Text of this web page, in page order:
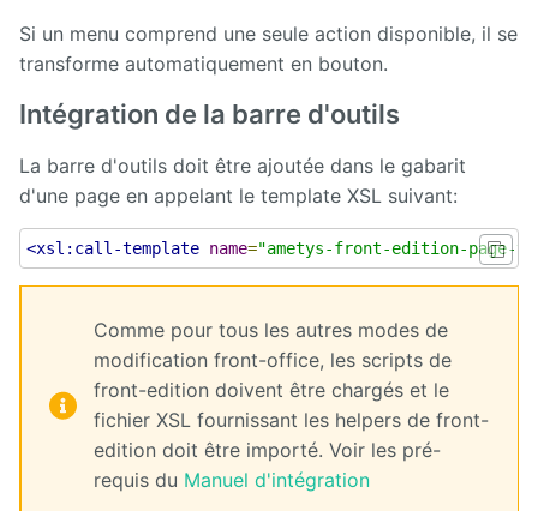
Rocket.Chat
Directory
Skin
editor
Skin
factory
SMS
Social
networking
Survey
Si un menu comprend une seule action disponible, il se
transforme automatiquement en bouton.
Intégration de la barre d'outils
La barre d'outils doit être ajoutée dans le gabarit
d'une page en appelant le template XSL suivant:
<xsl:call-template name="ametys-front-edition-page-
Comme pour tous les autres modes de
modification front-office, les scripts de
front-edition doivent être chargés et le
fichier XSL fournissant les helpers de front-
edition doit être importé. Voir les pré-
requis du Manuel d'intégration